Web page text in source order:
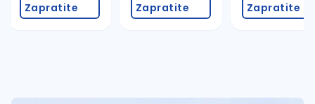
Zapratite Zapratite Zapratite